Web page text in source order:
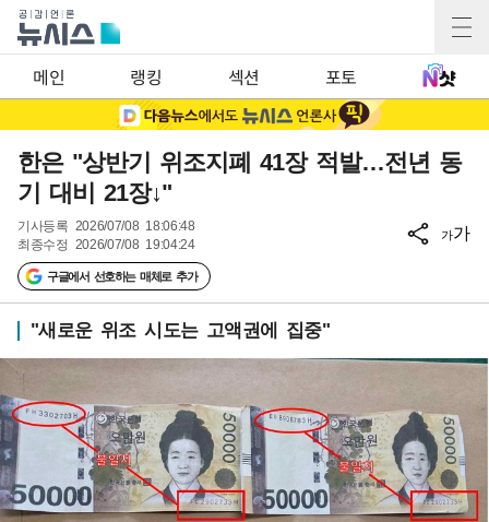
메인 랭킹 섹션 포토
한은 "상반기 위조지폐 41장 적발…전년 동
기 대비 21장↓"
기사등록 2026/07/08 18:06:48
최종수정 2026/07/08 19:04:24
구글에서 선호하는 매체로 추가
가가
"새로운 위조 시도는 고액권에 집중"